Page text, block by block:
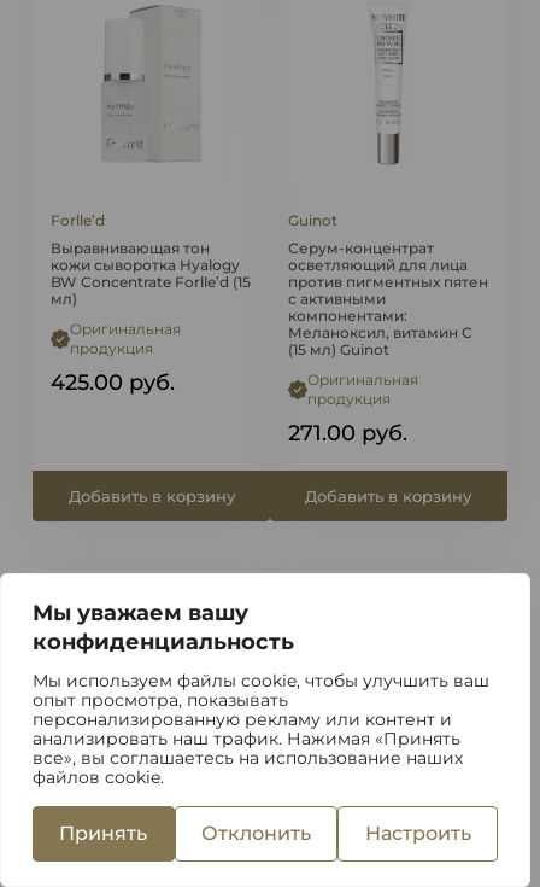
Мы уважаем вашу
конфиденциальность
Мы используем файлы cookie, чтобы улучшить ваш
опыт просмотра, показывать
персонализированную рекламу или контент и
анализировать наш трафик. Нажимая «Принять
все», вы соглашаетесь на использование наших
файлов cookie.
Настроить
Отклонить
Принять
Forlle’d
Выравнивающая тон
кожи сыворотка Hyalogy
BW Concentrate Forlle’d (15
мл)
Оригинальная
продукция
425.00 руб.
Добавить в корзину
Guinot
Серум-концентрат
осветляющий для лица
против пигментных пятен
с активными
компонентами:
Меланоксил, витамин С
(15 мл) Guinot
Оригинальная
продукция
271.00 руб.
Добавить в корзину
Guinot
Guinot
Омолаживающий серум